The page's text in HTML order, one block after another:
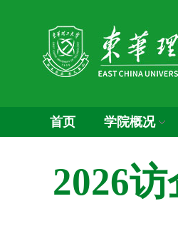
首页 学院概况
2026